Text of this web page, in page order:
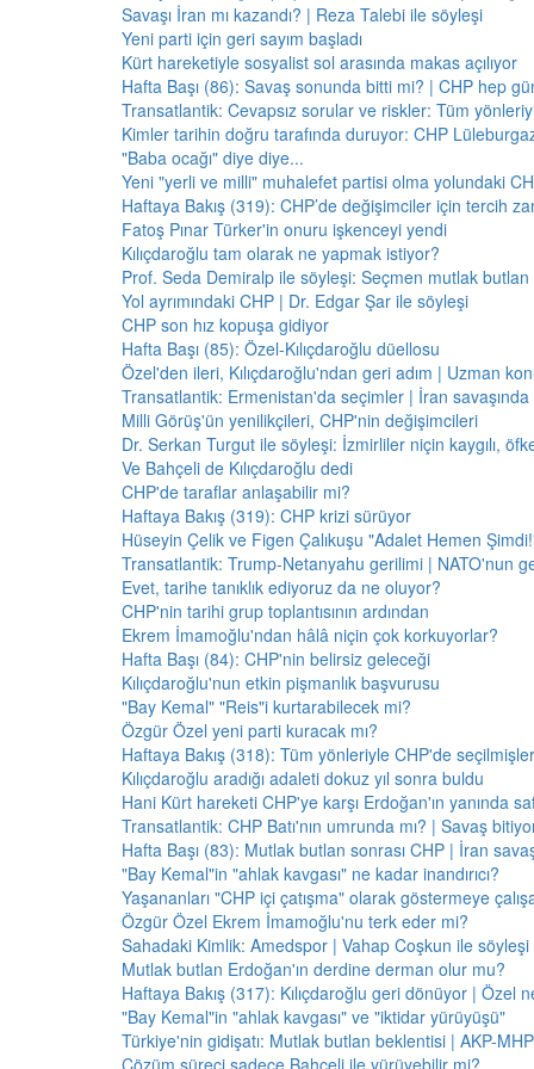
Savaşı İran mı kazandı? | Reza Talebi ile söyleşi
Yeni parti için geri sayım başladı
Kürt hareketiyle sosyalist sol arasında makas açılıyor
Hafta Başı (86): Savaş sonunda bitti mi? | CHP hep
Transatlantik: Cevapsız sorular ve riskler: Tüm
Kimler tarihin doğru tarafında duruyor: CHP
"Baba ocağı" diye diye...
Yeni "yerli ve milli" muhalefet partisi olma yolundaki
Haftaya Bakış (319): CHP’de değişimciler için tercih
Fatoş Pınar Türker'in onuru işkenceyi yendi
Kılıçdaroğlu tam olarak ne yapmak istiyor?
Prof. Seda Demiralp ile söyleşi: Seçmen mutlak
Yol ayrımındaki CHP | Dr. Edgar Şar ile söyleşi
CHP son hız kopuşa gidiyor
Hafta Başı (85): Özel-Kılıçdaroğlu düellosu
Özel'den ileri, Kılıçdaroğlu'ndan geri adım | Uzman
Transatlantik: Ermenistan'da seçimler | İran
Milli Görüş'ün yenilikçileri, CHP'nin değişimcileri
Dr. Serkan Turgut ile söyleşi: İzmirliler niçin kaygılı,
Ve Bahçeli de Kılıçdaroğlu dedi
CHP'de taraflar anlaşabilir mi?
Haftaya Bakış (319): CHP krizi sürüyor
Hüseyin Çelik ve Figen Çalıkuşu "Adalet Hemen Şimdi!"
Transatlantik: Trump-Netanyahu gerilimi | NATO'nun
Evet, tarihe tanıklık ediyoruz da ne oluyor?
CHP'nin tarihi grup toplantısının ardından
Ekrem İmamoğlu'ndan hâlâ niçin çok korkuyorlar?
Hafta Başı (84): CHP'nin belirsiz geleceği
Kılıçdaroğlu'nun etkin pişmanlık başvurusu
"Bay Kemal" "Reis"i kurtarabilecek mi?
Özgür Özel yeni parti kuracak mı?
Haftaya Bakış (318): Tüm yönleriyle CHP'de
Kılıçdaroğlu aradığı adaleti dokuz yıl sonra buldu
Hani Kürt hareketi CHP'ye karşı Erdoğan'ın yanında
Transatlantik: CHP Batı'nın umrunda mı? | Savaş
Hafta Başı (83): Mutlak butlan sonrası CHP | İran
"Bay Kemal"in "ahlak kavgası" ne kadar inandırıcı?
Yaşananları "CHP içi çatışma" olarak göstermeye
Özgür Özel Ekrem İmamoğlu'nu terk eder mi?
Sahadaki Kimlik: Amedspor | Vahap Coşkun ile söyleşi
Mutlak butlan Erdoğan'ın derdine derman olur mu?
Haftaya Bakış (317): Kılıçdaroğlu geri dönüyor | Özel
"Bay Kemal"in "ahlak kavgası" ve "iktidar yürüyüşü"
Türkiye'nin gidişatı: Mutlak butlan beklentisi | AKP-
Çözüm süreci sadece Bahçeli ile yürüyebilir mi?